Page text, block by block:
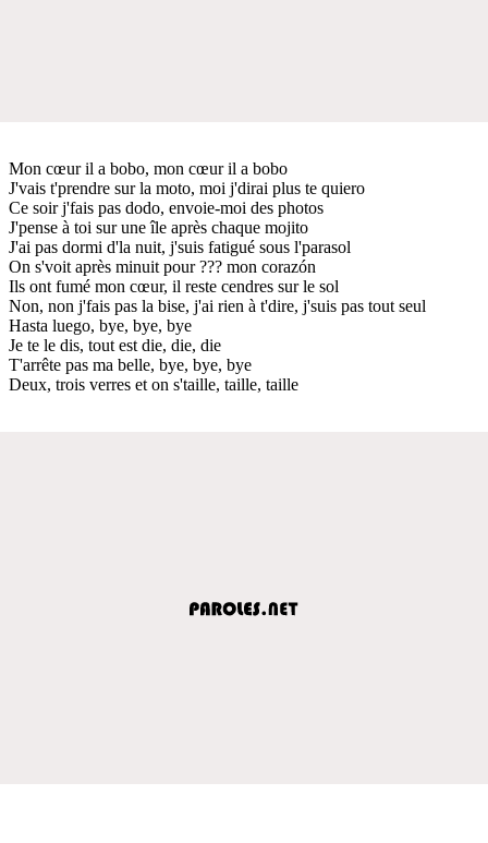
Mon cœur il a bobo, mon cœur il a bobo
J'vais t'prendre sur la moto, moi j'dirai plus te quiero
Ce soir j'fais pas dodo, envoie-moi des photos
J'pense à toi sur une île après chaque mojito
J'ai pas dormi d'la nuit, j'suis fatigué sous l'parasol
On s'voit après minuit pour ??? mon corazón
Ils ont fumé mon cœur, il reste cendres sur le sol
Non, non j'fais pas la bise, j'ai rien à t'dire, j'suis pas tout seul
Hasta luego, bye, bye, bye
Je te le dis, tout est die, die, die
T'arrête pas ma belle, bye, bye, bye
Deux, trois verres et on s'taille, taille, taille